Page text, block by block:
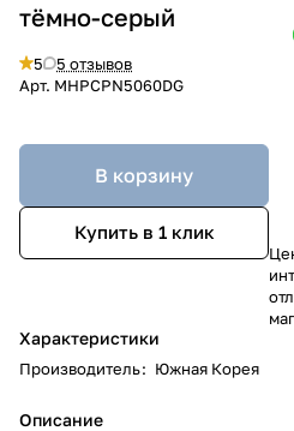
тёмно-серый
5
5 отзывов
Арт. MHPCPN5060DG
В корзину
Купить в 1 клик
Характеристики
Производитель: Южная Корея
Описание